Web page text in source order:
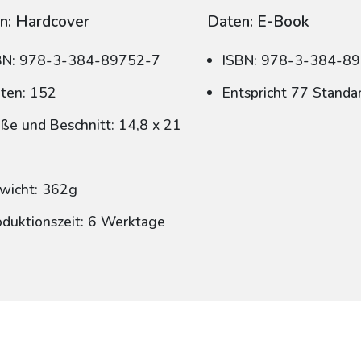
Hardcover
978-3-384-89752-7
152
und Beschnitt: 14,8 x 21
362g
6 Werktage
Daten: E-Book
ISBN: 978-3-384-
Entspricht 77